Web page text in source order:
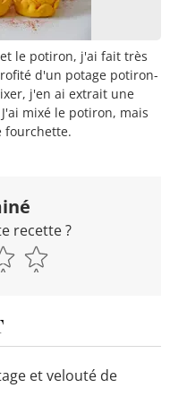
le potiron, j'ai fait très
d'un potage potiron-
j'en ai extrait une
mixé le potiron, mais
fourchette.
recette ?
et velouté de